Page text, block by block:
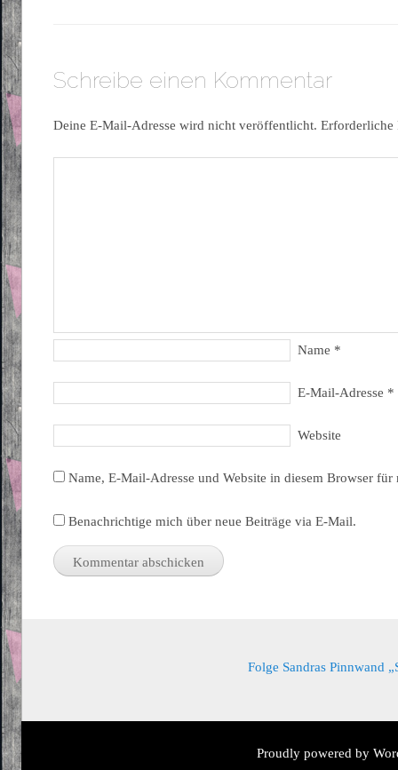
Schreibe einen Kommentar
Deine E-Mail-Adresse wird nicht veröffentlicht.
Name *
E-Mail-Adresse *
Website
Name, E-Mail-Adresse und Website in diesem Browser
Benachrichtige mich über neue Beiträge via E-Mail.
Folge Sandras Pinnwand
Proudly powered by